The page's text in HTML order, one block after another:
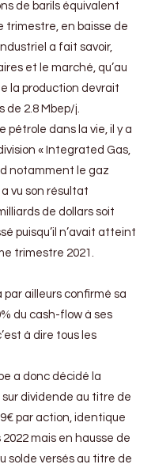
de barils équivalent
trimestre, en baisse de
a fait savoir,
et le marché, qu’au
la production devrait
de 2.8 Mbep/j.
pétrole dans la vie, il y a
« Integrated Gas,
notamment le gaz
vu son résultat
de dollars soit
puisqu’il n’avait atteint
trimestre 2021.
ailleurs confirmé sa
du cash-flow à ses
à dire tous les
a donc décidé la
dividende au titre de
par action, identique
mais en hausse de
solde versés au titre de